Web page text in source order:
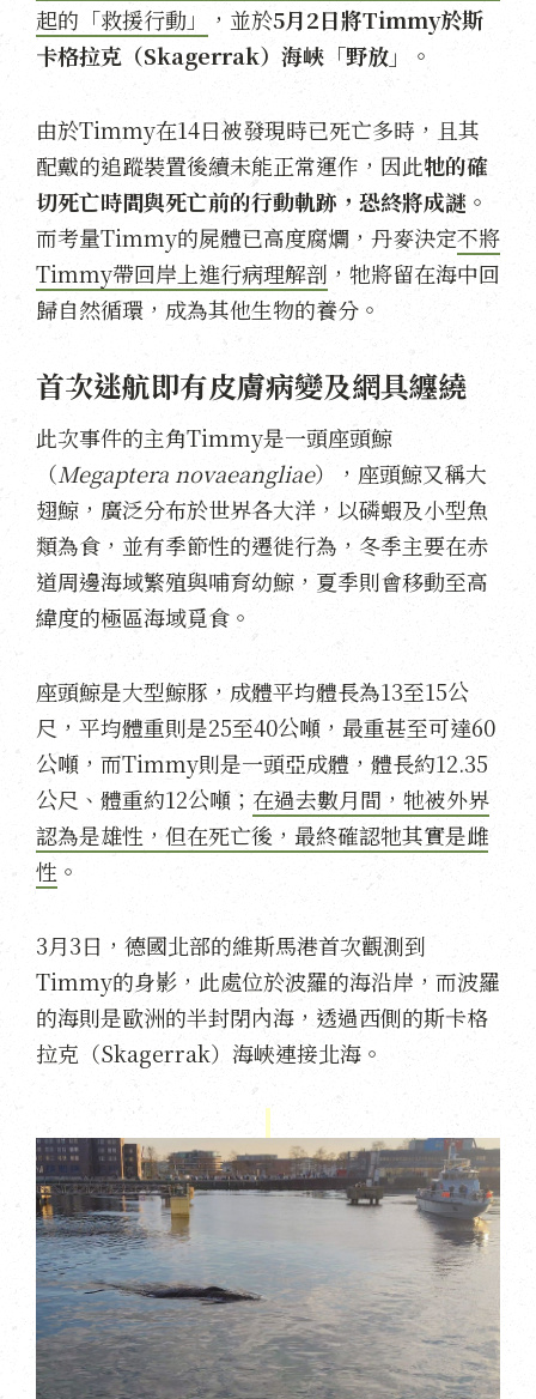
起的「救援行動」
，並於5月2日將Timmy於斯
卡格拉克（Skagerrak）海峽「野放」
。
由於Timmy在14日被發現時已死亡多時，且其
配戴的追蹤裝置後續未能正常運作，因此牠的確
切死亡時間與死亡前的行動軌跡，恐終將成謎 。
而考量Timmy的屍體已高度腐爛，丹麥決定不將
Timmy帶回岸上進行病理解剖 ，牠將留在海中回
歸自然循環，成為其他生物的養分。
首次迷航即有皮膚病變及網具纏繞
此次事件的主角Timmy是一頭座頭鯨
（Megaptera novaeangliae），座頭鯨又稱大
翅鯨，廣泛分布於世界各大洋，以磷蝦及小型魚
類為食，並有季節性的遷徙行為，冬季主要在赤
道周邊海域繁殖與哺育幼鯨，夏季則會移動至高
緯度的極區海域覓食。
座頭鯨是大型鯨豚，成體平均體長為13至15公
尺，平均體重則是25至40公噸，最重甚至可達60
公噸，而Timmy則是一頭亞成體，體長約12.35
公尺、體重約12公噸； 在過去數月間，牠被外界
認為是雄性，但在死亡後，最終確認牠其實是雌
性 。
3月3日，德國北部的維斯馬港首次觀測到
Timmy的身影，此處位於波羅的海沿岸，而波羅
的海則是歐洲的半封閉內海，透過西側的斯卡格
拉克（Skagerrak）海峽連接北海。